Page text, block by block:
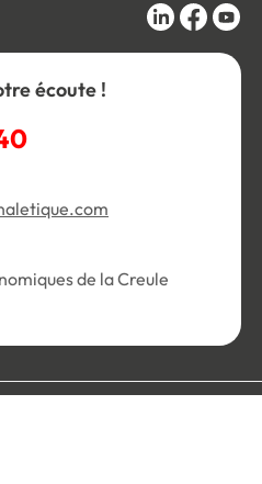
écoute !
de la Creule